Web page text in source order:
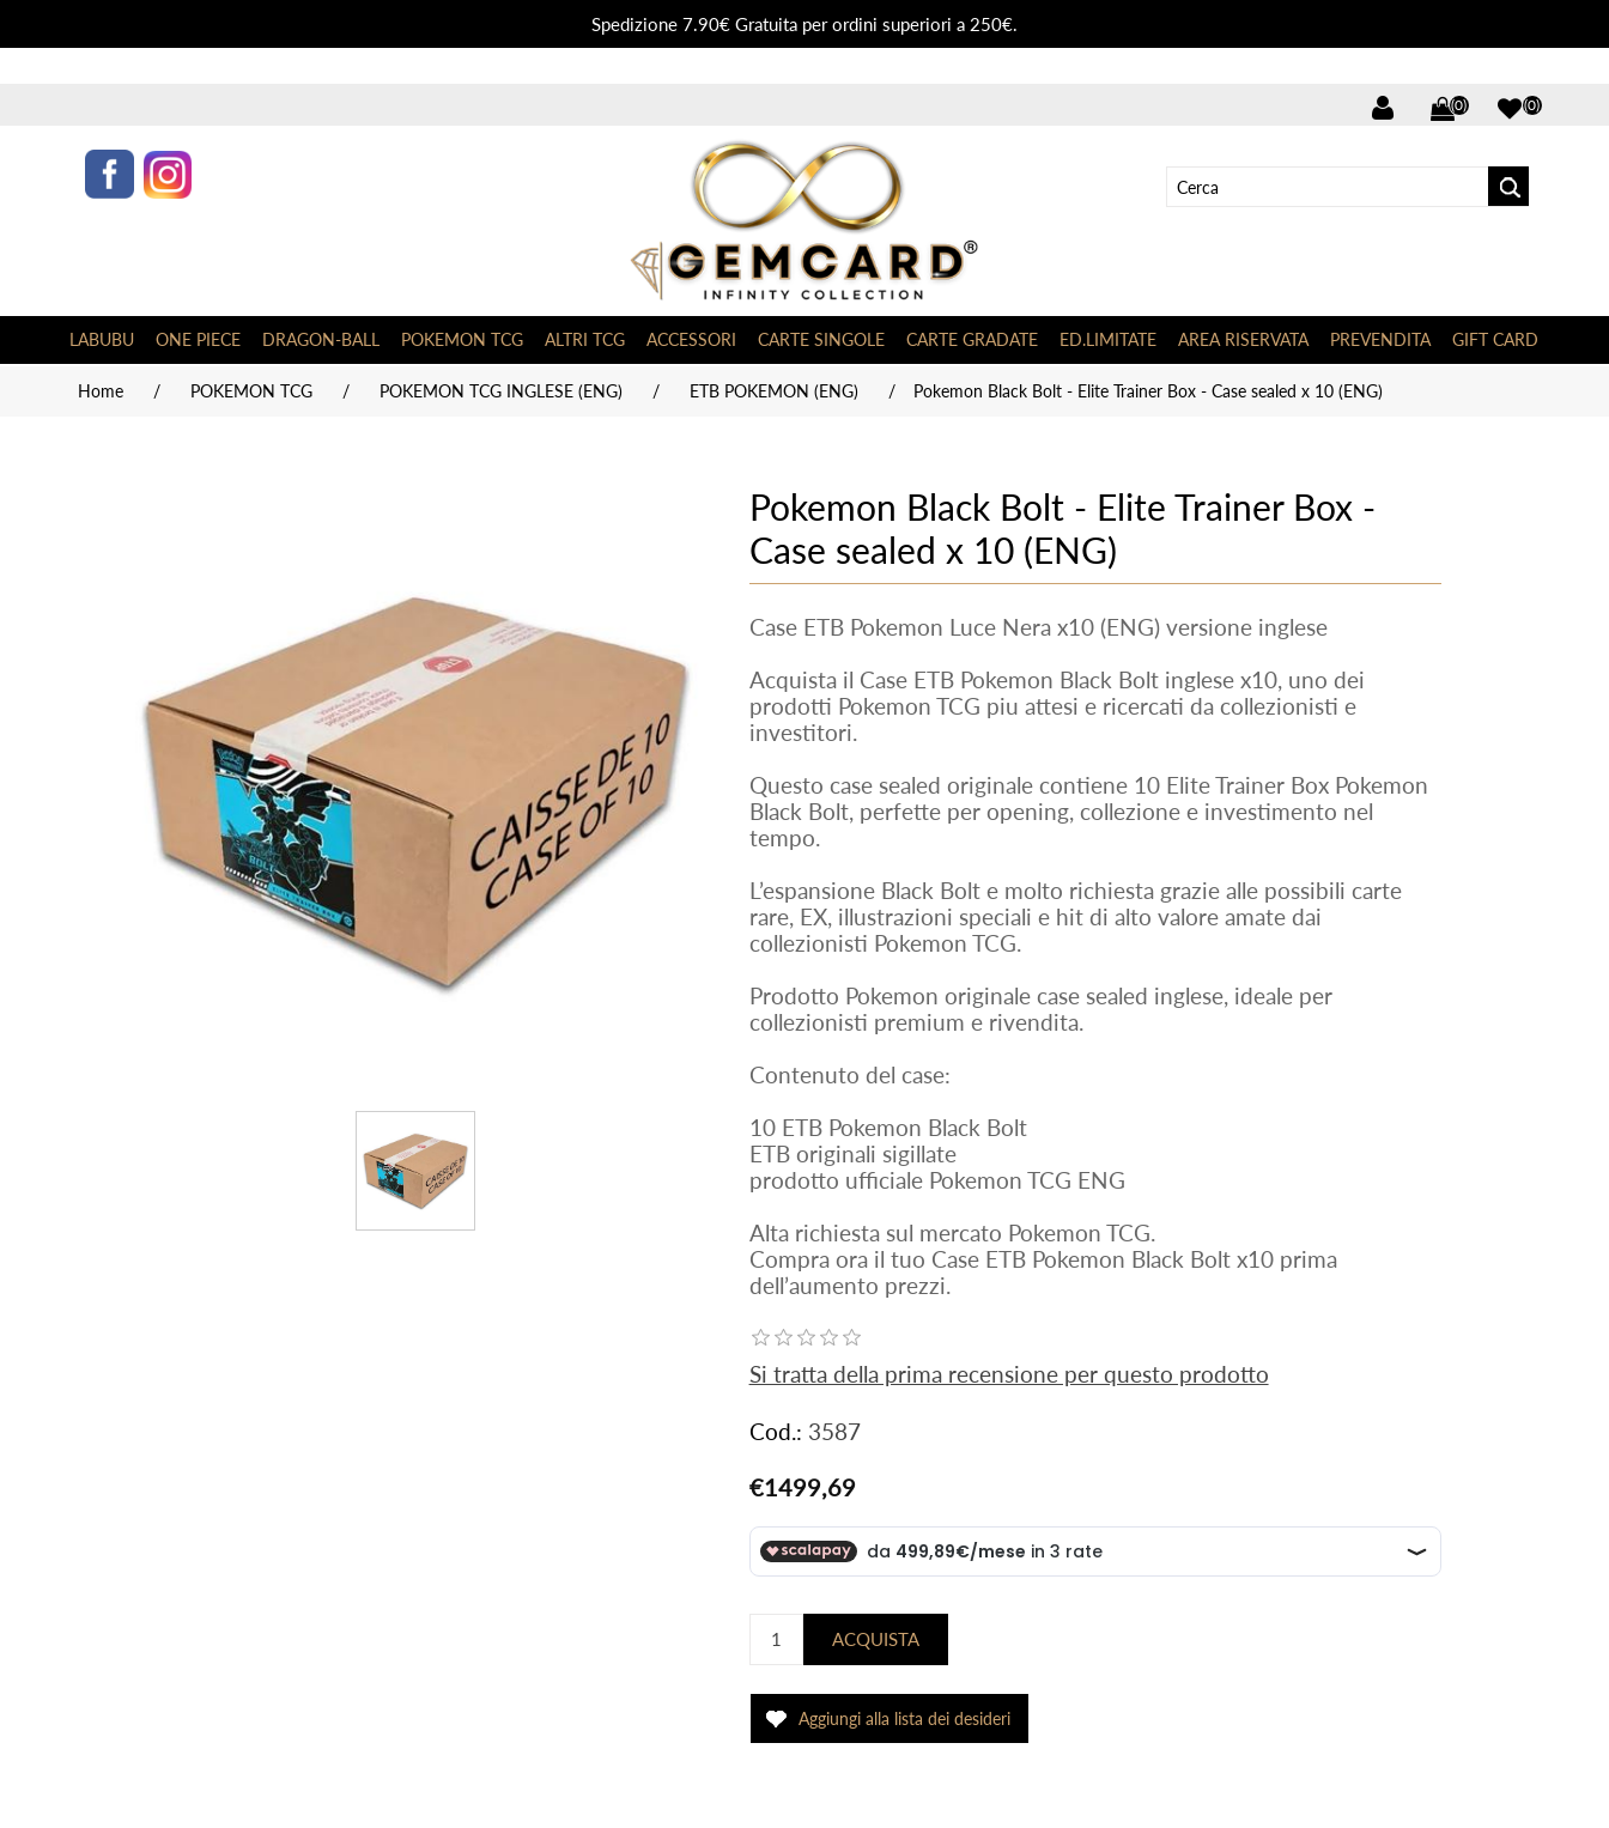
Spedizione 7.90€ Gratuita per ordini superiori a 250€.
(0) (0)
LABUBU ONE PIECE DRAGON-BALL POKEMON TCG ALTRI TCG ACCESSORI CARTE SINGOLE CARTE GRADATE ED.LIMITATE AREA RISERVATA PREVENDITA GIFT CARD
Home / POKEMON TCG / POKEMON TCG INGLESE (ENG) / ETB POKEMON (ENG) / Pokemon Black Bolt - Elite Trainer Box - Case sealed x 10 (ENG)
Pokemon Black Bolt - Elite Trainer Box -
Case sealed x 10 (ENG)
Case ETB Pokemon Luce Nera x10 (ENG) versione inglese
Acquista il Case ETB Pokemon Black Bolt inglese x10, uno dei
prodotti Pokemon TCG piu attesi e ricercati da collezionisti e
investitori.
Questo case sealed originale contiene 10 Elite Trainer Box Pokemon
Black Bolt, perfette per opening, collezione e investimento nel
tempo.
L’espansione Black Bolt e molto richiesta grazie alle possibili carte
rare, EX, illustrazioni speciali e hit di alto valore amate dai
collezionisti Pokemon TCG.
Prodotto Pokemon originale case sealed inglese, ideale per
collezionisti premium e rivendita.
Contenuto del case:
10 ETB Pokemon Black Bolt
ETB originali sigillate
prodotto ufficiale Pokemon TCG ENG
Alta richiesta sul mercato Pokemon TCG.
Compra ora il tuo Case ETB Pokemon Black Bolt x10 prima
dell’aumento prezzi.
Si tratta della prima recensione per questo prodotto
Cod.: 3587
€1499,69